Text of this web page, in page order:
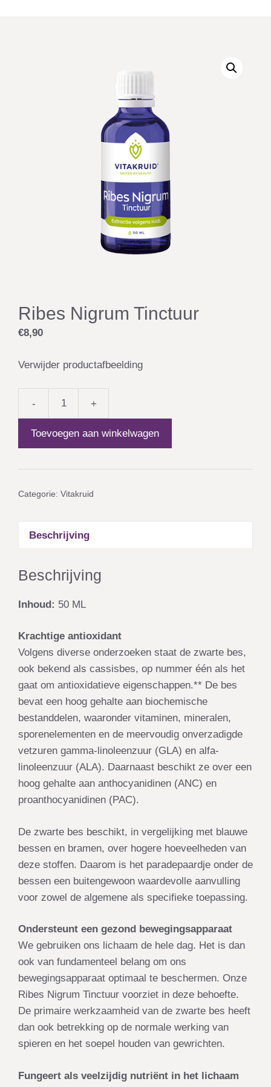
Ribes Nigrum Tinctuur
€8,90
Verwijder productafbeelding
-
Nigrum
+
Toevoegen aan winkelwagen
Categorie: Vitakruid
Beschrijving
Beschrijving
Inhoud: 50 ML
Krachtige antioxidant
Volgens diverse onderzoeken staat de zwarte bes,
ook bekend als cassisbes, op nummer één als het
gaat om antioxidatieve eigenschappen.** De bes
bevat een hoog gehalte aan biochemische
bestanddelen, waaronder vitaminen, mineralen,
sporenelementen en de meervoudig onverzadigde
vetzuren gamma-linoleenzuur (GLA) en alfa-
linoleenzuur (ALA). Daarnaast beschikt ze over een
hoog gehalte aan anthocyanidinen (ANC) en
proanthocyanidinen (PAC).
De zwarte bes beschikt, in vergelijking met blauwe
bessen en bramen, over hogere hoeveelheden van
deze stoffen. Daarom is het paradepaardje onder de
bessen een buitengewoon waardevolle aanvulling
voor zowel de algemene als specifieke toepassing.
Ondersteunt een gezond bewegingsapparaat
We gebruiken ons lichaam de hele dag. Het is dan
ook van fundamenteel belang om ons
bewegingsapparaat optimaal te beschermen. Onze
Ribes Nigrum Tinctuur voorziet in deze behoefte.
De primaire werkzaamheid van de zwarte bes heeft
dan ook betrekking op de normale werking van
spieren en het soepel houden van gewrichten.
Fungeert als veelzijdig nutriënt in het lichaam